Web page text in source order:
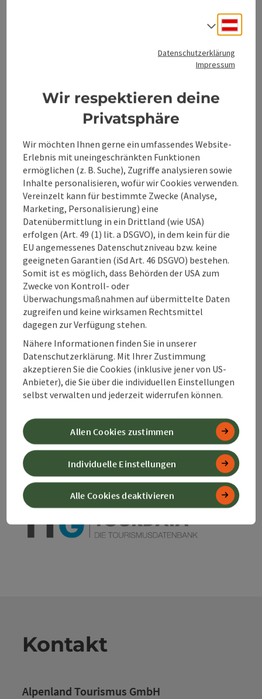
Rundwanderweg von Gaflenz über Güterweg und über
das Bürgertal zur Amstettner Hütte und über
Tour und Routeninformationen
Anreise/Lage
Eignung
Barrierefreiheit
Kontakt
Beitrag merken
zum Merkzettel
PDF erstellen
In der Nähe
powered by TOURDATA Änderung vorschlagen
Kontakt
Alpenland Tourismus GmbH
Datenschutzerklärung
Impressum
Wir respektieren deine
Privatsphäre
Wir möchten Ihnen gerne ein umfassendes Website-
Erlebnis mit uneingeschränkten Funktionen
ermöglichen (z. B. Suche), Zugriffe analysieren sowie
Inhalte personalisieren, wofür wir Cookies verwenden.
Vereinzelt kann für bestimmte Zwecke (Analyse,
Marketing, Personalisierung) eine
Datenübermittlung in ein Drittland (wie USA)
erfolgen (Art. 49 (1) lit. a DSGVO), in dem kein für die
EU angemessenes Datenschutzniveau bzw. keine
geeigneten Garantien (iSd Art. 46 DSGVO) bestehen.
Somit ist es möglich, dass Behörden der USA zum
Zwecke von Kontroll- oder
Überwachungsmaßnahmen auf übermittelte Daten
zugreifen und keine wirksamen Rechtsmittel
dagegen zur Verfügung stehen.
Nähere Informationen finden Sie in unserer
Datenschutzerklärung. Mit Ihrer Zustimmung
akzeptieren Sie die Cookies (inklusive jener von US-
Anbieter), die Sie über die individuellen Einstellungen
selbst verwalten und jederzeit widerrufen können.
Alle Cookies deaktivieren
Individuelle Einstellungen
Allen Cookies zustimmen